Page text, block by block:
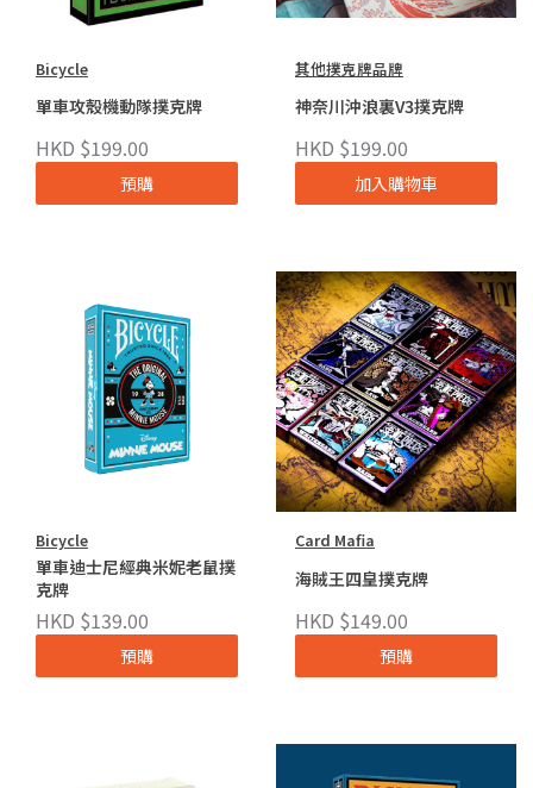
Bicycle
單車攻殼機動隊撲克牌
HKD $199.00
預購
其他撲克牌品牌
神奈川沖浪裏V3撲克牌
HKD $199.00
加入購物車
Bicycle
單車迪士尼經典米妮老鼠撲
克牌
HKD $139.00
預購
Card Mafia
海賊王四皇撲克牌
HKD $149.00
預購